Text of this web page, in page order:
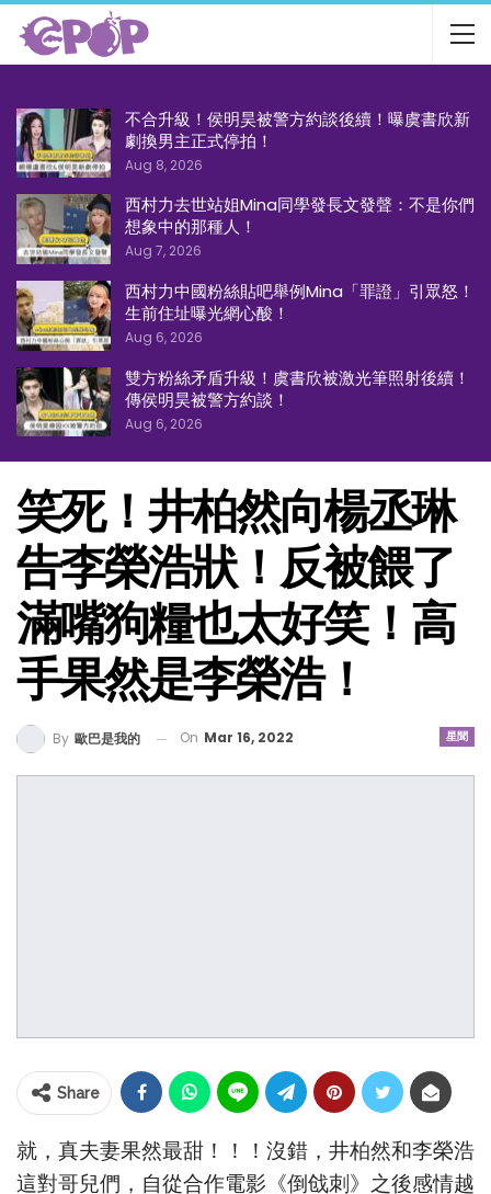
不合升級！侯明昊被警方約談後續！曝虞書欣新
劇換男主正式停拍！
Aug 8, 2026
西村力去世站姐Mina同學發長文發聲：不是你們
想象中的那種人！
Aug 7, 2026
西村力中國粉絲貼吧舉例Mina「罪證」引眾怒！
生前住址曝光網心酸！
Aug 6, 2026
雙方粉絲矛盾升級！虞書欣被激光筆照射後續！
傳侯明昊被警方約談！
Aug 6, 2026
笑死！井柏然向楊丞琳
告李榮浩狀！反被餵了
滿嘴狗糧也太好笑！高
手果然是李榮浩！
星聞
By 歐巴是我的 On Mar 16, 2022
Share
就，真夫妻果然最甜！！！沒錯，井柏然和李榮浩
這對哥兒們，自從合作電影《倒戗刺》之後感情越